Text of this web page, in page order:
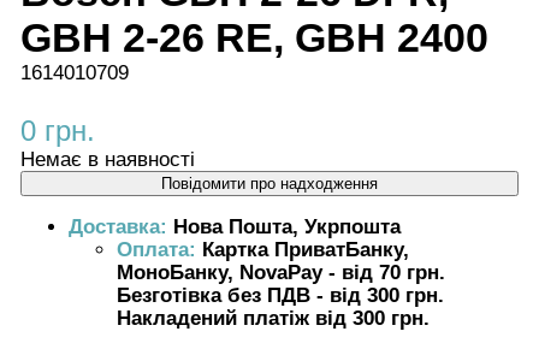
GBH 2-26 RE, GBH 2400
1614010709
0 грн.
Немає в наявності
Повідомити про надходження
Доставка: Нова Пошта, Укрпошта
Оплата: Картка ПриватБанку,
МоноБанку, NovaPay - від 70 грн.
Безготівка без ПДВ - від 300 грн.
Накладений платіж від 300 грн.